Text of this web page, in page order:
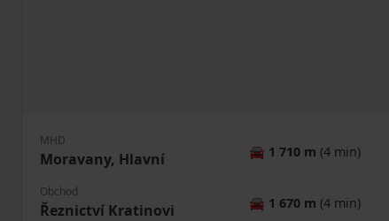
MHD
Moravany, Hlavní 🚘 1 710 m (4 min)
Obchod
Řeznictví Kratinovi 🚘 1 670 m (4 min)